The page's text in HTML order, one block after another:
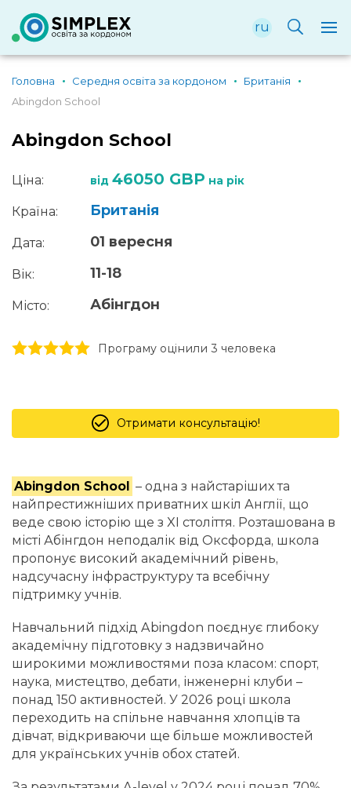
ru
Головна Середня освіта за кордоном
Британія
Abingdon School
Abingdon School
Ціна: від 46050 GBP на рік
Країна: Британія
Дата: 01 вересня
Вік: 11-18
Місто: Абінгдон
5 stars
4 stars
3 stars
2 stars
1 stars Програму оцінили 3 человекa
Отримати консультацію!
Abingdon School – одна з найстаріших та
найпрестижніших приватних шкіл Англії, що
веде свою історію ще з XI століття. Розташована в
місті Абінгдон неподалік від Оксфорда, школа
пропонує високий академічний рівень,
надсучасну інфраструктуру та всебічну
підтримку учнів.
Навчальний підхід Abingdon поєднує глибоку
академічну підготовку з надзвичайно
широкими можливостями поза класом: спорт,
наука, мистецтво, дебати, інженерні клуби –
понад 150 активностей. У 2026 році школа
переходить на спільне навчання хлопців та
дівчат, відкриваючи ще більше можливостей
для українських учнів обох статей.